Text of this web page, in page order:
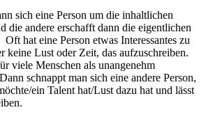
sich eine Person um die inhaltlichen
die andere erschafft dann die eigentlichen
hat eine Person etwas Interessantes zu
keine Lust oder Zeit, das aufzuschreiben.
viele Menschen als unangenehm
schnappt man sich eine andere Person,
ein Talent hat/Lust dazu hat und lässt